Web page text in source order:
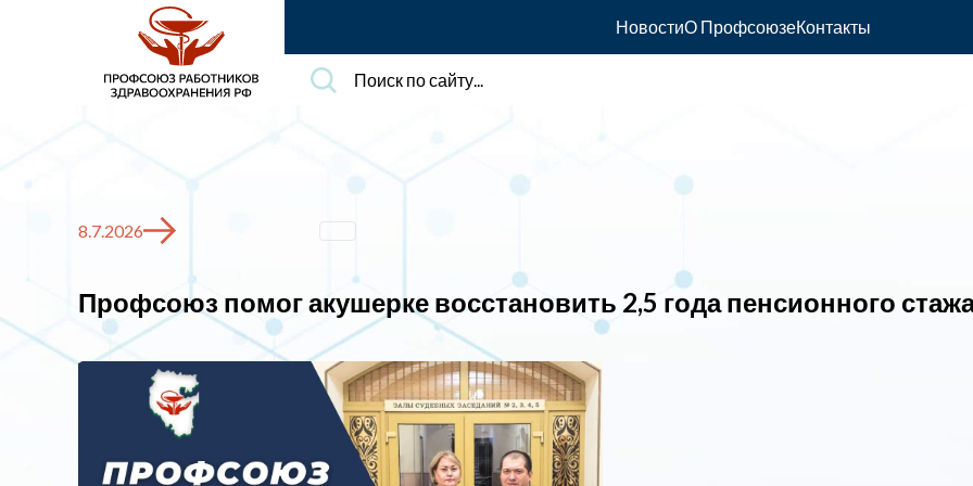
НовостиО ПрофсоюзеКонтакты
Поиск
по
8.7.2026
Профсоюз помог акушерке восстановить 2,5 года пенсионного